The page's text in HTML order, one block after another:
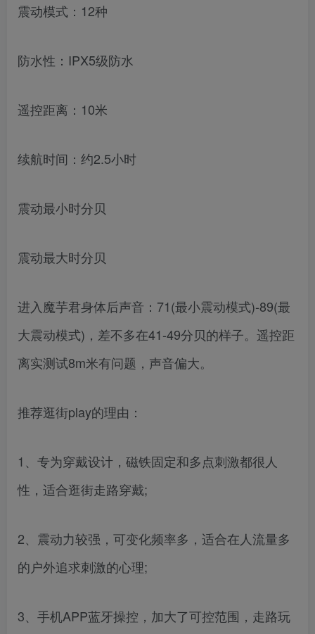
震动模式：12种
防水性：IPX5级防水
遥控距离：10米
续航时间：约2.5小时
震动最小时分贝
震动最大时分贝
进入魔芋君身体后声音：71(最小震动模式)-89(最
大震动模式)，差不多在41-49分贝的样子。遥控距
离实测试8m米有问题，声音偏大。
推荐逛街play的理由：
1、专为穿戴设计，磁铁固定和多点刺激都很人
性，适合逛街走路穿戴;
2、震动力较强，可变化频率多，适合在人流量多
的户外追求刺激的心理;
3、手机APP蓝牙操控，加大了可控范围，走路玩